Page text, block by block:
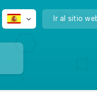
Ir al sitio